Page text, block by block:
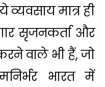
मात्र ही
सृजनकर्ता और
वाले भी हैं, जो
भारत में